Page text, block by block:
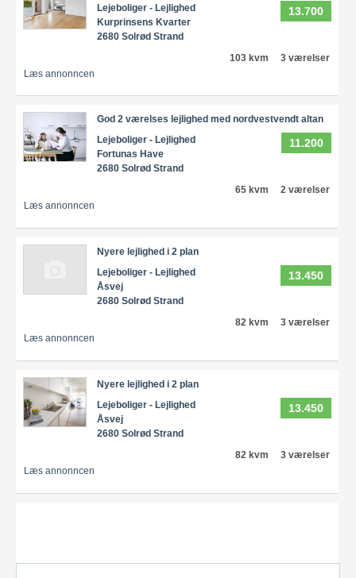
13.700
Lejeboliger - Lejlighed
Kurprinsens Kvarter
2680 Solrød Strand
103 kvm
3 værelser
Læs annonncen
God 2 værelses lejlighed med nordvestvendt altan
11.200
Lejeboliger - Lejlighed
Fortunas Have
2680 Solrød Strand
65 kvm
2 værelser
Læs annonncen
Nyere lejlighed i 2 plan
13.450
Lejeboliger - Lejlighed
Åsvej
2680 Solrød Strand
82 kvm
3 værelser
Læs annonncen
Nyere lejlighed i 2 plan
13.450
Lejeboliger - Lejlighed
Åsvej
2680 Solrød Strand
82 kvm
3 værelser
Læs annonncen